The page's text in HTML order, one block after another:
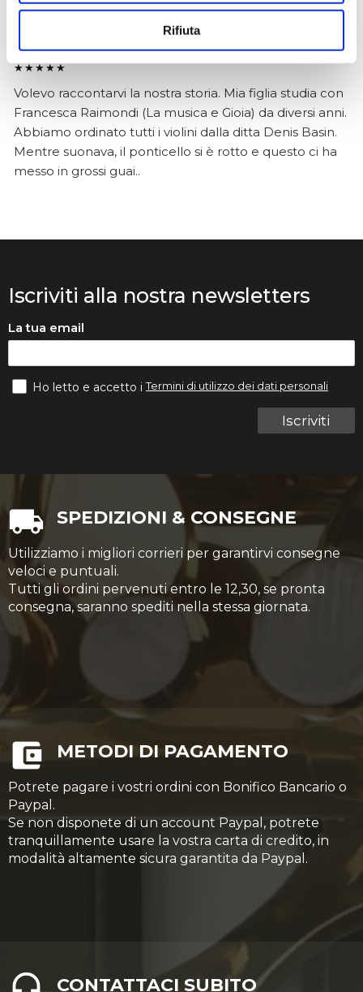
Rifiuta
★★★★★
Volevo raccontarvi la nostra storia. Mia figlia studia con
Francesca Raimondi (La musica e Gioia) da diversi anni.
Abbiamo ordinato tutti i violini dalla ditta Denis Basin.
Mentre suonava, il ponticello si è rotto e questo ci ha
messo in grossi guai..
Iscriviti alla nostra newsletters
La tua email
Iscriviti
Ho letto e accetto iTermini di utilizzo dei dati personali
SPEDIZIONI & CONSEGNE
Utilizziamo i migliori corrieri per garantirvi consegne
veloci e puntuali.
Tutti gli ordini pervenuti entro le 12,30, se pronta
consegna, saranno spediti nella stessa giornata.
METODI DI PAGAMENTO
Potrete pagare i vostri ordini con Bonifico Bancario o
Paypal.
Se non disponete di un account Paypal, potrete
tranquillamente usare la vostra carta di credito, in
modalità altamente sicura garantita da Paypal.
CONTATTACI SUBITO